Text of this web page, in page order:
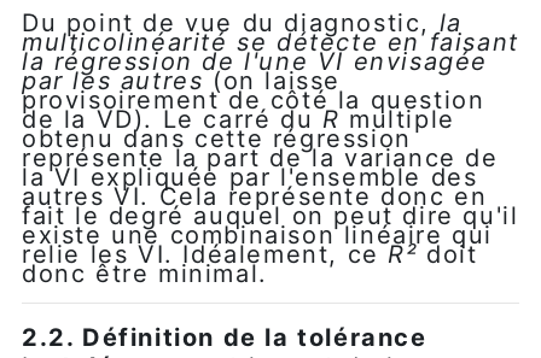
Du point de vue du diagnostic, la
multicolinéarité se détecte en faisant
la régression de l'une VI envisagée
par les autres(on laisse
provisoirement de côté la question
de la VD). Le carré duR multiple
obtenu dans cette régression
représente la part de la variance de
la VI expliquée par l'ensemble des
autres VI. Cela représente donc en
fait le degré auquel on peut dire qu'il
existe une combinaison linéaire qui
relie les VI. Idéalement, ceR² doit
donc être minimal.
2.2. Définition de la tolérance